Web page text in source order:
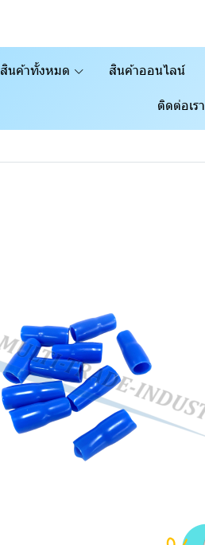
สินค้าทั้งหมด สินค้าออนไลน์
ติดต่อเรา